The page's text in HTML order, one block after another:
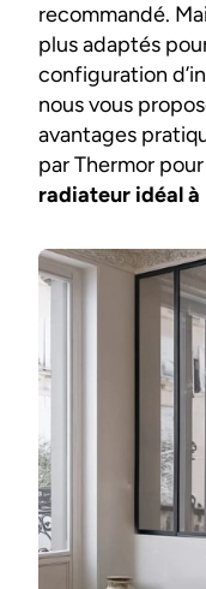
recommandé.
plus adaptés
configuration
nous vous
avantages
par Thermor
radiateur idéal à